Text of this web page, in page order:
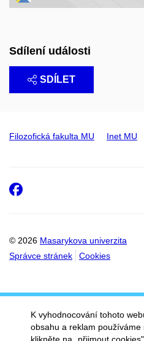
Sdílení události
SDÍLET
Filozofická fakulta MU Inet MU
© 2026 Masarykova univerzita
Správce stránek
Cookies
Facebook
K vyhodnocování tohoto
obsahu a reklam používáme